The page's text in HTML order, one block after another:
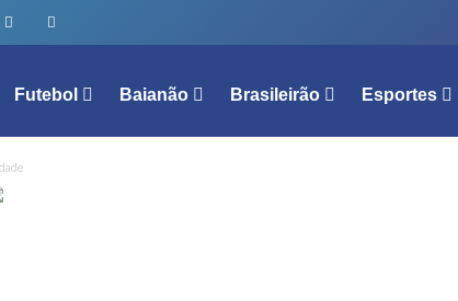
Futebol Baianão Brasileirão Esportes